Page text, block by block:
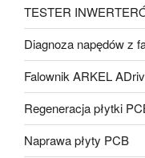
TESTER
Diagnoza napędów z
Falownik ARKEL
Regeneracja płytki
Naprawa płyty PCB